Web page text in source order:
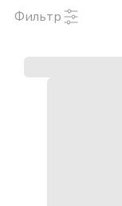
Фильтр